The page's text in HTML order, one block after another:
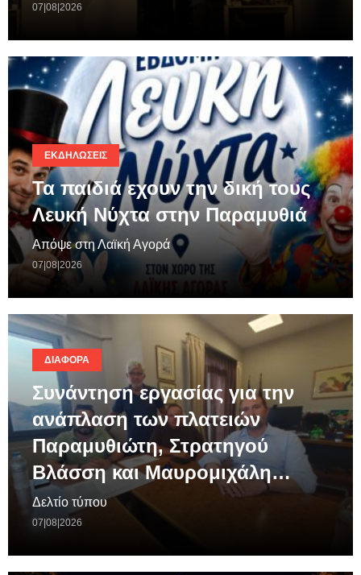
07|08|2026
ΕΚΔΗΛΏΣΕΙΣ
Τα παιδιά εχουν την δική τους
Λευκή Νύχτα στην Παραμυθιά
Απόψε στη Λαϊκή Αγορά
07|08|2026
ΔΙΆΦΟΡΑ
Συνάντηση εργασίας για την
ανάπλαση των πλατειών
Παραμυθιώτη, Στρατηγού
Βλάσση και Μαυρομιχάλη…
Δελτίο τύπου
07|08|2026